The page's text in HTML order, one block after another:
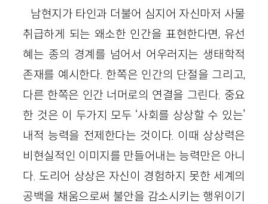
남현지가 타인과 더불어 심지어 자신마저 사물
취급하게 되는 왜소한 인간을 표현한다면, 유선
혜는 종의 경계를 넘어서 어우러지는 생태학적
존재를 예시한다. 한쪽은 인간의 단절을 그리고,
다른 한쪽은 인간 너머로의 연결을 그린다. 중요
한 것은 이 두가지 모두 ‘사회를 상상할 수 있는’
내적 능력을 전제한다는 것이다. 이때 상상력은
비현실적인 이미지를 만들어내는 능력만은 아니
다. 도리어 상상은 자신이 경험하지 못한 세계의
공백을 채움으로써 불안을 감소시키는 행위이기